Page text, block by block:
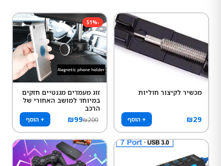
מכשיר לקיצור חוליות
₪29 + הוסף
-
51%
זוג מעמדים מגנטיים חזקים
במיוחד למושב האחורי של
הרכב
₪99₪200 + הוסף